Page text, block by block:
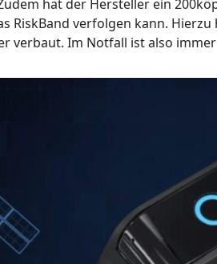
hat der Hersteller ein
RiskBand verfolgen kann.
verbaut. Im Notfall ist also